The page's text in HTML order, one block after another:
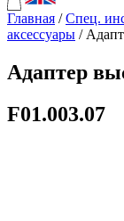
Главная /Спец.
аксессуары /
Адаптер
F01.003.07